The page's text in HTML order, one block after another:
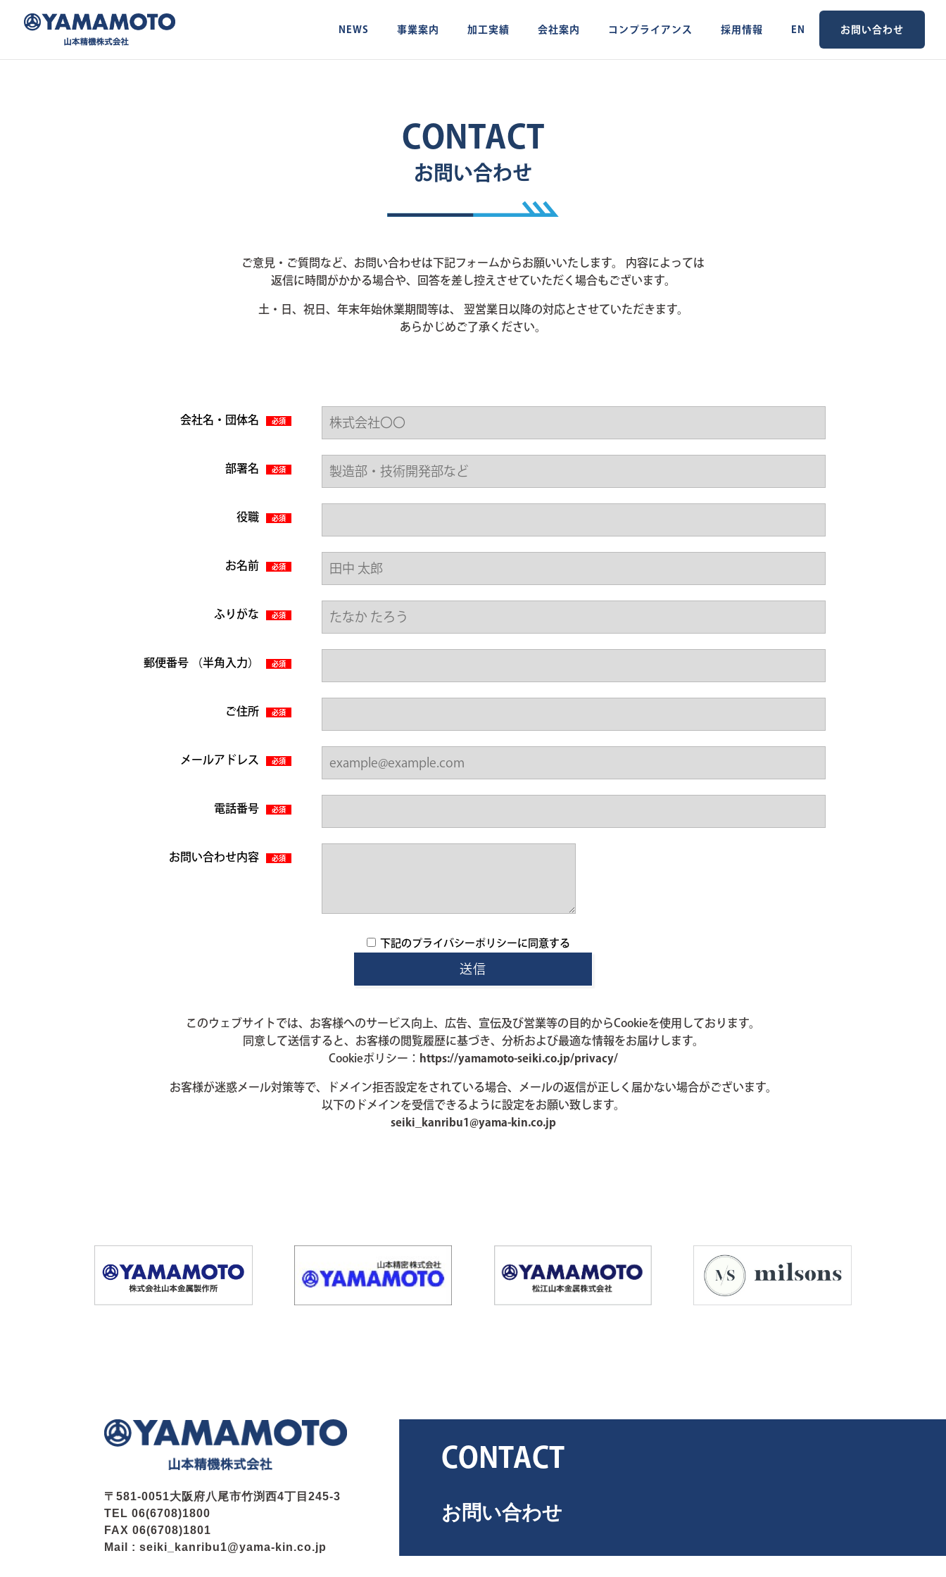
NEWS 事業案内 加工実績 会社案内 コンプライアンス 採用情報 EN お問い合わせ
CONTACT
お問い合わせ
ご意見・ご質問など、お問い合わせは下記フォームからお願いいたします。 内容によっては
返信に時間がかかる場合や、回答を差し控えさせていただく場合もございます。
土・日、祝日、年末年始休業期間等は、 翌営業日以降の対応とさせていただきます。
あらかじめご了承ください。
会社名・団体名 必須
部署名 必須
役職 必須
お名前 必須
ふりがな 必須
郵便番号 （半角入力） 必須
ご住所 必須
メールアドレス 必須
電話番号 必須
お問い合わせ内容 必須
下記のプライバシーポリシーに同意する
送信
このウェブサイトでは、お客様へのサービス向上、広告、宣伝及び営業等の目的からCookieを使用しております。
同意して送信すると、お客様の閲覧履歴に基づき、分析および最適な情報をお届けします。
Cookieポリシー： https://yamamoto-seiki.co.jp/privacy/
お客様が迷惑メール対策等で、ドメイン拒否設定をされている場合、メールの返信が正しく届かない場合がございます。
以下のドメインを受信できるように設定をお願い致します。
seiki_kanribu1@yama-kin.co.jp
〒581-0051大阪府八尾市竹渕西4丁目245-3
TEL 06(6708)1800
FAX 06(6708)1801
Mail : seiki_kanribu1@yama-kin.co.jp
CONTACT
お問い合わせ